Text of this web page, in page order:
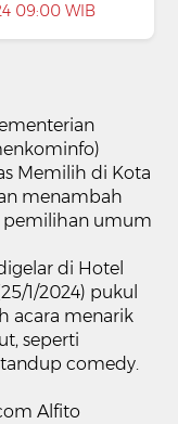
09:00 WIB
Memilih di Kota
menambah
pemilihan umum
di Hotel
1/2024) pukul
acara menarik
seperti
comedy.
Alfito